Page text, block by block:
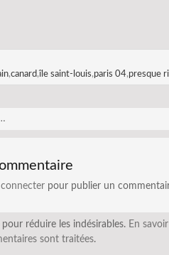
,canard,île saint-louis,paris 04,presque
pour publier un
réduire les indésirables. En
sont traitées.